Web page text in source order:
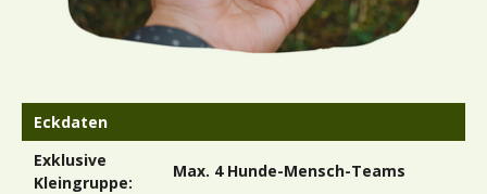
Eckdaten
Exklusive
Kleingruppe:
Max. 4 Hunde-Mensch-Teams